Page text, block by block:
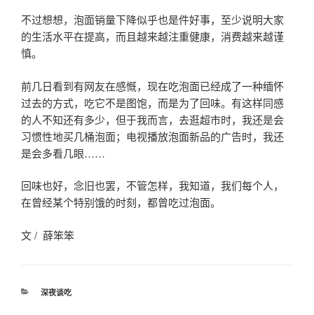
不过想想，泡面销量下降似乎也是件好事，至少说明大家
的生活水平在提高，而且越来越注重健康，消费越来越谨
慎。
前几日看到有网友在感慨，现在吃泡面已经成了一种缅怀
过去的方式，吃它不是图饱，而是为了回味。有这样同感
的人不知还有多少，但于我而言，去逛超市时，我还是会
习惯性地买几桶泡面；电视播放泡面新品的广告时，我还
是会多看几眼……
回味也好，念旧也罢，不管怎样，我知道，我们每个人，
在曾经某个特别饿的时刻，都曾吃过泡面。
文 / 薛笨笨
分
深夜谈吃